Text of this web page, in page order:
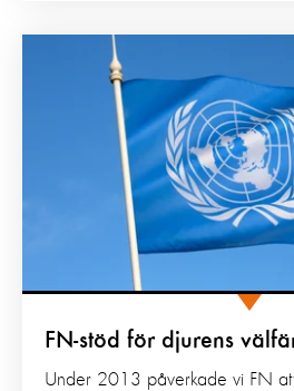
FN-stöd för djurens
Under 2013 påverkade vi FN